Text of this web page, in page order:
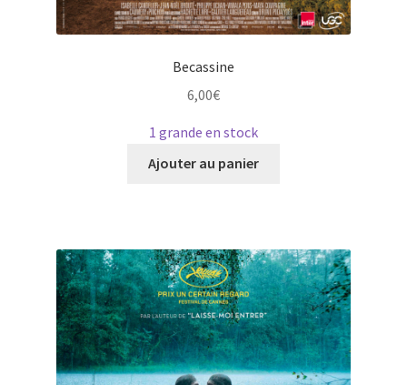
Becassine
6,00€
1 grande en stock
Ajouter au panier
Les
options
peuvent
être
choisies
sur